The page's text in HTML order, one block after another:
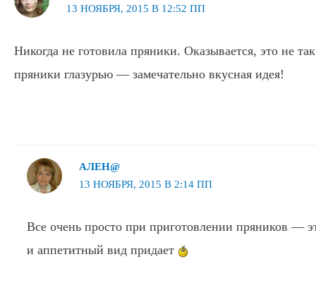
13 НОЯБРЯ, 2015 В 12:52 ПП
Никогда не готовила пряники. Оказывается, это не
пряники глазурью — замечательно вкусная идея!
АЛЕН@
13 НОЯБРЯ, 2015 В 2:14 ПП
Все очень просто при приготовлении пряников —
и аппетитный вид придает